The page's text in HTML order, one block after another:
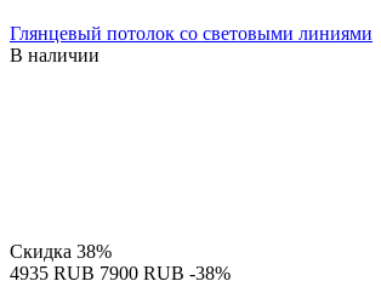
Глянцевый потолок со световыми линиями
В наличии
Скидка 38%
‍4935‍ RUB ‍7900‍ RUB -38%